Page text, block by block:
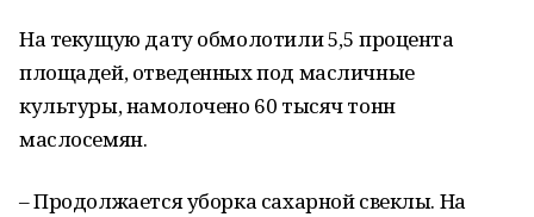
На текущую дату обмолотили 5,5 процента
площадей, отведенных под масличные
культуры, намолочено 60 тысяч тонн
маслосемян.
– Продолжается уборка сахарной свеклы. На